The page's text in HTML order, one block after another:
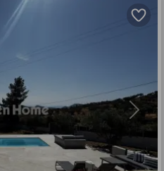
Next